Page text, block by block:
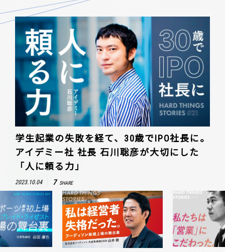
学生起業の失敗を経て、30歳でIPO社長に。
アイデミー社 社長 石川聡彦が大切にした
「人に頼る力」
2023.10.04 7 SHARE